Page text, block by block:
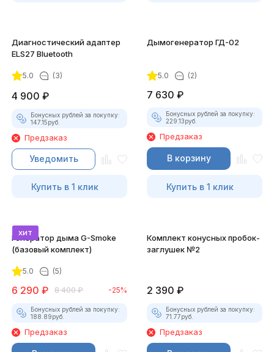
Диагностический адаптер
ELS27 Bluetooth
5.0 (3)
4 900 ₽
Бонусных рублей за покупку:
147.15руб.
Предзаказ
Уведомить
Купить в 1 клик
Дымогенератор ГД-02
5.0 (2)
7 630 ₽
Бонусных рублей за покупку:
229.13руб.
Предзаказ
В корзину
Купить в 1 клик
хит
Генератор дыма G-Smoke
(базовый комплект)
5.0 (5)
6 290 ₽ 8 400 ₽ -25%
Бонусных рублей за покупку:
188.89руб.
Предзаказ
Комплект конусных пробок-
заглушек №2
2 390 ₽
Бонусных рублей за покупку:
71.77руб.
Предзаказ